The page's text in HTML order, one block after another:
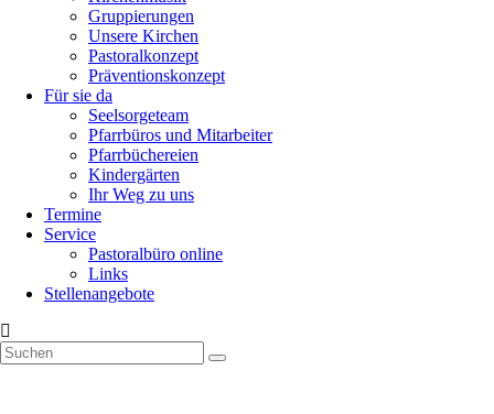
Gruppierungen
Unsere Kirchen
Pastoralkonzept
Präventionskonzept
Für sie da
Seelsorgeteam
Pfarrbüros und Mitarbeiter
Pfarrbüchereien
Kindergärten
Ihr Weg zu uns
Termine
Service
Pastoralbüro online
Links
Stellenangebote